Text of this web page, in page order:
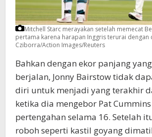
Mitchell Starc merayakan setelah memecat
pertama karena harapan Inggris terurai dengan
Cziborra/Action Images/Reuters
Bahkan dengan ekor panjang
berjalan, Jonny Bairstow tidak
diri untuk menjadi yang terakhir
ketika dia mengebor Pat
pertengahan selama 16. Setelah
roboh seperti kastil goyang